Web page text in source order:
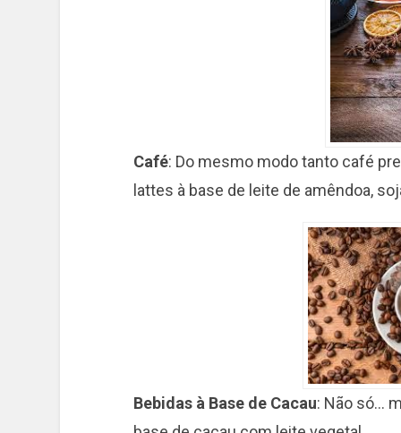
Café: Do mesmo modo tanto café
lattes à base de leite de amêndoa,
Bebidas à Base de Cacau: Não só…